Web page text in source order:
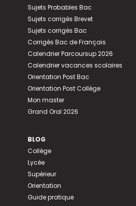
Sujets Probables Bac
Sujets corrigés Brevet
Sujets corrigés Bac
Corrigés Bac de Français
Calendrier Parcoursup 2026
Calendrier vacances scolaires
Orientation Post Bac
Orientation Post Collège
Mon master
Grand Oral 2026
BLOG
Collège
Lycée
Supérieur
Orientation
Guide pratique